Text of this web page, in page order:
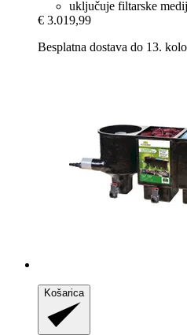
uključuje filtarske
€ 3.019,99
Besplatna dostava do 13.
Košarica